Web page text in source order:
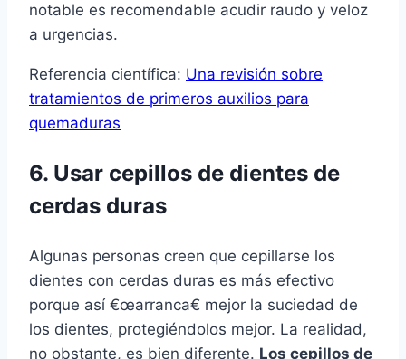
notable es recomendable acudir raudo y veloz
a urgencias.
Referencia cientí­fica: Una revisión sobre
tratamientos de primeros auxilios para
quemaduras
6. Usar cepillos de dientes de
cerdas duras
Algunas personas creen que cepillarse los
dientes con cerdas duras es más efectivo
porque así­ €œarranca€ mejor la suciedad de
los dientes, protegiéndolos mejor. La realidad,
no obstante, es bien diferente. Los cepillos de